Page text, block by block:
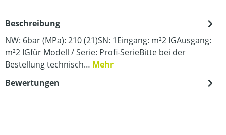
Beschreibung
NW: 6bar (MPa): 210 (21)SN: 1Eingang: m²2 IGAusgang:
m²2 IGfür Modell / Serie: Profi-SerieBitte bei der
Bestellung technisch… Mehr
Bewertungen